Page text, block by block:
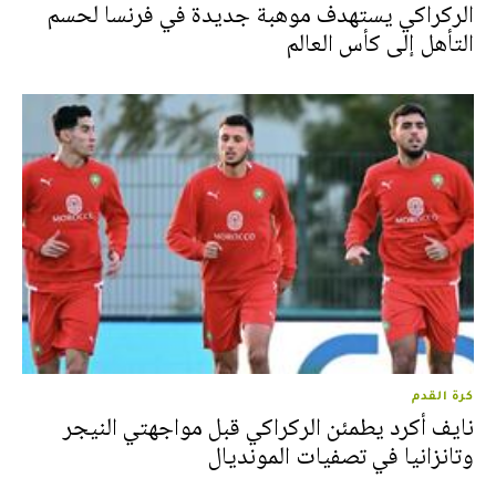
الركراكي يستهدف موهبة جديدة في فرنسا لحسم
التأهل إلى كأس العالم
كرة القدم
نايف أكرد يطمئن الركراكي قبل مواجهتي النيجر
وتانزانيا في تصفيات المونديال